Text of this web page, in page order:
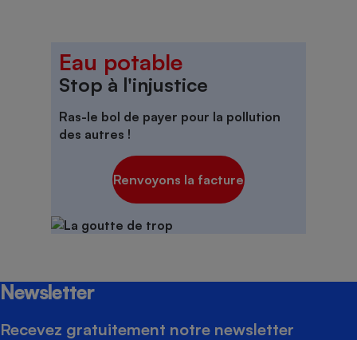
Eau potable
Stop à l'injustice
Ras-le bol de payer pour la pollution
des autres !
Renvoyons la facture
Newsletter
Recevez gratuitement notre newsletter